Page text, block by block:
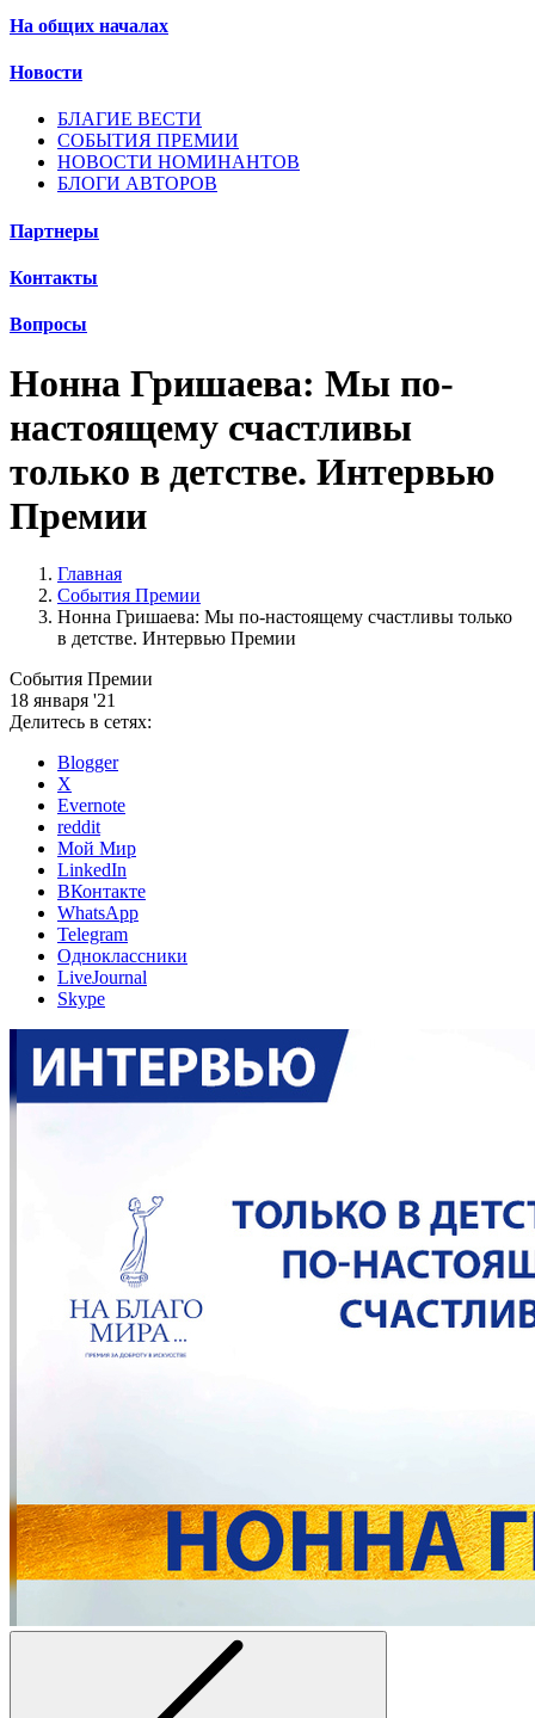
На общих началах
Новости
БЛАГИЕ ВЕСТИ
СОБЫТИЯ ПРЕМИИ
НОВОСТИ НОМИНАНТОВ
БЛОГИ АВТОРОВ
Партнеры
Контакты
Вопросы
Нонна Гришаева: Мы по-
настоящему счастливы
только в детстве. Интервью
Премии
Главная
События Премии
Нонна Гришаева: Мы по-настоящему счастливы только
в детстве. Интервью Премии
События Премии
18 января '21
Делитесь в сетях:
Blogger
X
Evernote
reddit
Мой Мир
LinkedIn
ВКонтакте
WhatsApp
Telegram
Одноклассники
LiveJournal
Skype